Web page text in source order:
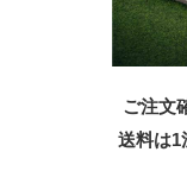
ご注文
送料は1